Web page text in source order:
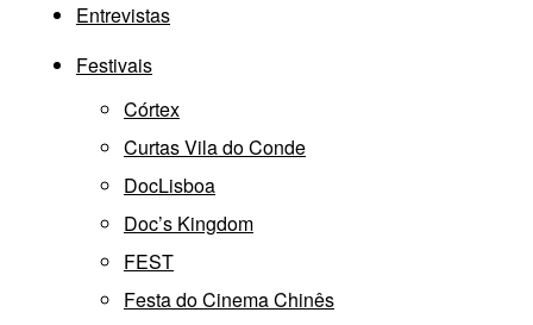
Entrevistas
Festivais
Córtex
Curtas Vila do Conde
DocLisboa
Doc’s Kingdom
FEST
Festa do Cinema Chinês